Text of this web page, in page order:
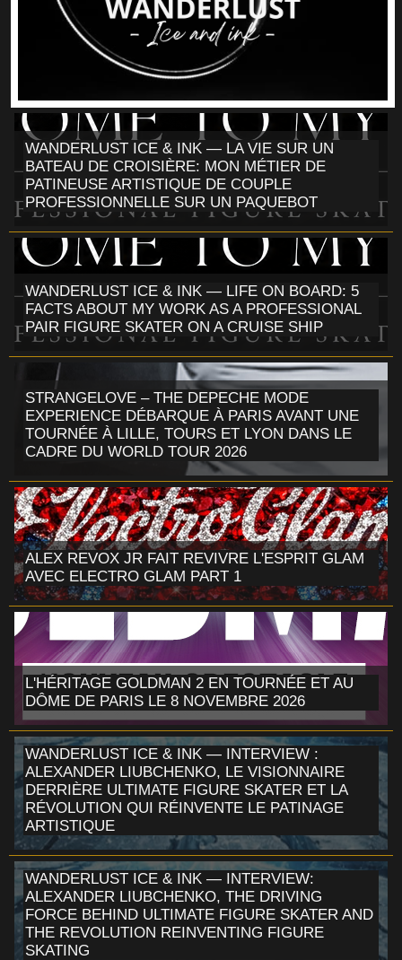
WANDERLUST ICE & INK — LA VIE SUR UN
BATEAU DE CROISIÈRE: MON MÉTIER DE
PATINEUSE ARTISTIQUE DE COUPLE
PROFESSIONNELLE SUR UN PAQUEBOT
WANDERLUST ICE & INK — LIFE ON BOARD: 5
FACTS ABOUT MY WORK AS A PROFESSIONAL
PAIR FIGURE SKATER ON A CRUISE SHIP
STRANGELOVE – THE DEPECHE MODE
EXPERIENCE DÉBARQUE À PARIS AVANT UNE
TOURNÉE À LILLE, TOURS ET LYON DANS LE
CADRE DU WORLD TOUR 2026
ALEX REVOX JR FAIT REVIVRE L'ESPRIT GLAM
AVEC ELECTRO GLAM PART 1
L'HÉRITAGE GOLDMAN 2 EN TOURNÉE ET AU
DÔME DE PARIS LE 8 NOVEMBRE 2026
WANDERLUST ICE & INK — INTERVIEW :
ALEXANDER LIUBCHENKO, LE VISIONNAIRE
DERRIÈRE ULTIMATE FIGURE SKATER ET LA
RÉVOLUTION QUI RÉINVENTE LE PATINAGE
ARTISTIQUE
WANDERLUST ICE & INK — INTERVIEW:
ALEXANDER LIUBCHENKO, THE DRIVING
FORCE BEHIND ULTIMATE FIGURE SKATER AND
THE REVOLUTION REINVENTING FIGURE
SKATING